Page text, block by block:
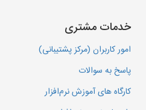
خدمات مشتری
امور کاربران (مرکز پشتیبانی)
پاسخ به سوالات
کارگاه های آموزش نرم‌افزار